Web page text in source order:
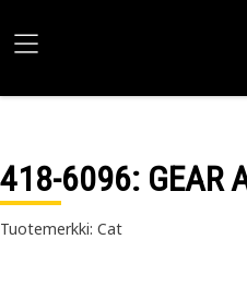
418-6096: GEAR
Tuotemerkki: Cat